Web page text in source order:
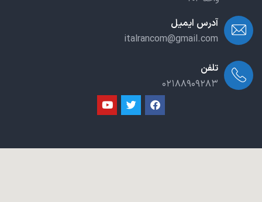
آدرس ایمیل
italrancom@gmail.com
تلفن
۰۲۱۸۸۹۰۹۲۸۳